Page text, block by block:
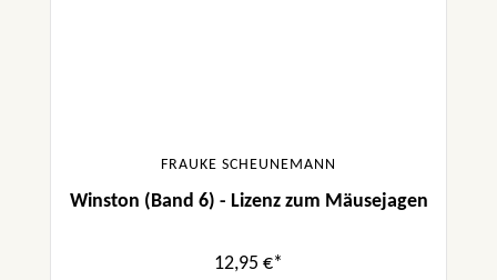
FRAUKE SCHEUNEMANN
Winston (Band 6) - Lizenz zum Mäusejagen
12,95 €*